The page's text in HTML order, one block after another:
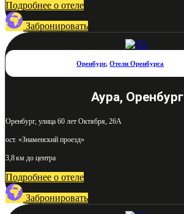
Подробнее о отеле
Забронировать
Оренбург,Отели Оренбурга
Аура, Оренбург
Оренбург, улица 60 лет Октября, 26А
ост. «Знаменский проезд»
3,8 км до центра
Подробнее о отеле
Забронировать